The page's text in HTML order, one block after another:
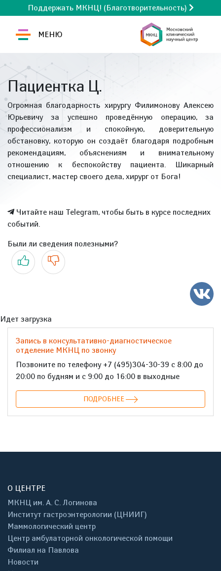
Поддержать МКНЦ! (Благотворительность)
МЕНЮ
Пациентка Ц.
Огромная благодарность хирургу Филимонову Алексею
Юрьевичу за успешно проведённую операцию, за
профессионализм и спокойную, доверительную
обстановку, которую он создаёт благодаря подробным
рекомендациям, объяснениям и внимательному
отношению к беспокойству пациента. Шикарный
специалист, мастер своего дела, хирург от Бога!
Читайте наш Telegram, чтобы быть в курсе последних
событий.
Были ли сведения полезными?
Да Нет
Идет загрузка
Запись в консультативно-диагностическое
отделение МКНЦ по звонку
Позвоните по телефону +7 (495)304-30-39 с 8:00 до
20:00 по будням и с 9:00 до 16:00 в выходные
ПОДРОБНЕЕ
О ЦЕНТРЕ
МКНЦ им. А. С. Логинова
Институт гастроэнтерологии (ЦНИИГ)
Маммологический центр
Центр амбулаторной онкологической помощи
Филиал на Павлова
Новости